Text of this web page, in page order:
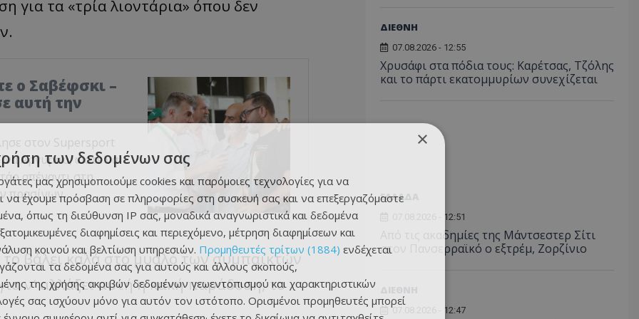
για τα «τρία λιοντάρια» όπου δεν
ο Σαβέφσκι –
αυτή την
στον Supersport
Αργυρού, ώστε να
απέναντι στη
πρασίνων.
βάλει καλά στο μυαλό των συμπαικτών
ν' αλλάξει αυτή η κακή παράδοση, το
ΔΙΕΘΝΗ
07.08.2026 - 12:55
Χρυσάφι στα πόδια τους: Καρέτσας, Τζόλης
και το πάρτι εκατομμυρίων συνεχίζεται
ΕΛΛΑΔΑ
07.08.2026 - 12:51
Από τις ακαδημίες της Μάντσεστερ Σίτι
στον Πανσερραϊκό ο εξτρέμ, Ζορζίνιο
07.08.2026 - 12:47
×
των δεδομένων σας
μας χρησιμοποιούμε cookies και παρόμοιες τεχνολογίες για να
να έχουμε πρόσβαση σε πληροφορίες στη συσκευή σας και να επεξεργαζόμαστε
όπως τη διεύθυνση IP σας, μοναδικά αναγνωριστικά και δεδομένα
διαφημίσεις και περιεχόμενο, μέτρηση διαφημίσεων και
κοινού και βελτίωση υπηρεσιών. Προμηθευτές τρίτων (1884) ενδέχεται
τα δεδομένα σας για αυτούς και άλλους σκοπούς,
της χρήσης ακριβών δεδομένων γεωεντοπισμού και χαρακτηριστικών
σας ισχύουν μόνο για αυτόν τον ιστότοπο. Ορισμένοι προμηθευτές μπορεί